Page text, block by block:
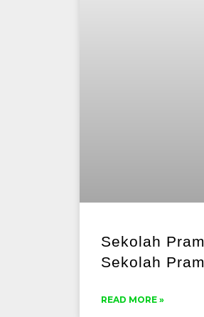
Sekolah
Sekolah
READ MORE »